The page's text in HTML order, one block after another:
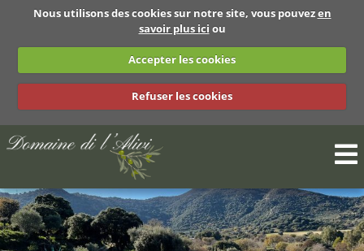
Nous utilisons des cookies sur notre site, vous pouvezen
savoir plus ici ou
Accepter les cookies
Refuser les cookies
Back
Services